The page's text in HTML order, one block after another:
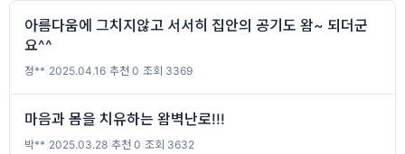
아름다움에 그치지않고 서서히 집안의 공기도 왐~ 되더군
요^^
정** 2025.04.16 추천 0 조회 3369
마음과 몸을 치유하는 왐벽난로!!!
박** 2025.03.28 추천 0 조회 3632